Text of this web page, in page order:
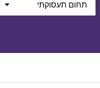
תחום תעסוקתי